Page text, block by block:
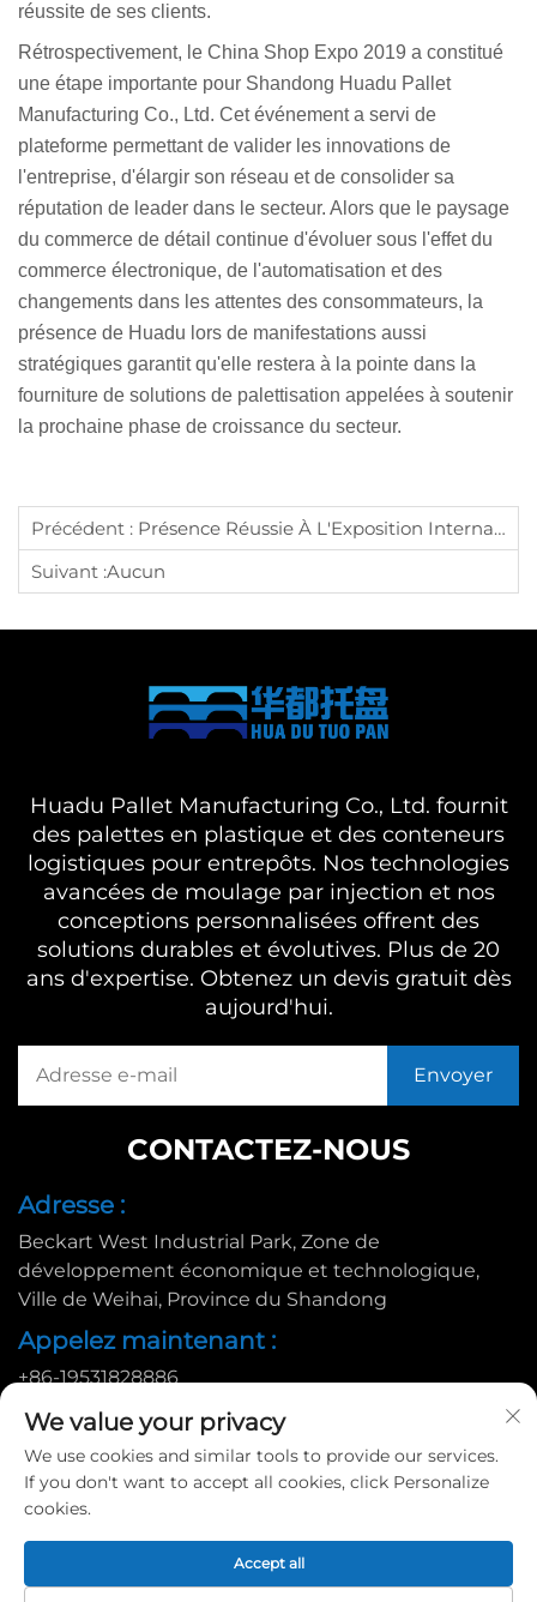
réussite de ses clients.
Rétrospectivement, le China Shop Expo 2019 a constitué
une étape importante pour Shandong Huadu Pallet
Manufacturing Co., Ltd. Cet événement a servi de
plateforme permettant de valider les innovations de
l'entreprise, d'élargir son réseau et de consolider sa
réputation de leader dans le secteur. Alors que le paysage
du commerce de détail continue d'évoluer sous l'effet du
commerce électronique, de l'automatisation et des
changements dans les attentes des consommateurs, la
présence de Huadu lors de manifestations aussi
stratégiques garantit qu'elle restera à la pointe dans la
fourniture de solutions de palettisation appelées à soutenir
la prochaine phase de croissance du secteur.
Précédent : Présence Réussie À L'Exposition Internationale D'emballage Pour Le Transport De Shanghai 2024.
Suivant :Aucun
Huadu Pallet Manufacturing Co., Ltd. fournit
des palettes en plastique et des conteneurs
logistiques pour entrepôts. Nos technologies
avancées de moulage par injection et nos
conceptions personnalisées offrent des
solutions durables et évolutives. Plus de 20
ans d'expertise. Obtenez un devis gratuit dès
aujourd'hui.
CONTACTEZ-NOUS
Adresse :
Beckart West Industrial Park, Zone de
développement économique et technologique,
Ville de Weihai, Province du Shandong
Appelez maintenant :
+86-19531828886
E-mail :
[email protected]
Copyright © 2025 par Huadu Pallet Manufacturing Co., Ltd. |
Politique de confidentialité
We value your privacy
We use cookies and similar tools to provide our services.
If you don't want to accept all cookies, click Personalize
cookies.
Accept all